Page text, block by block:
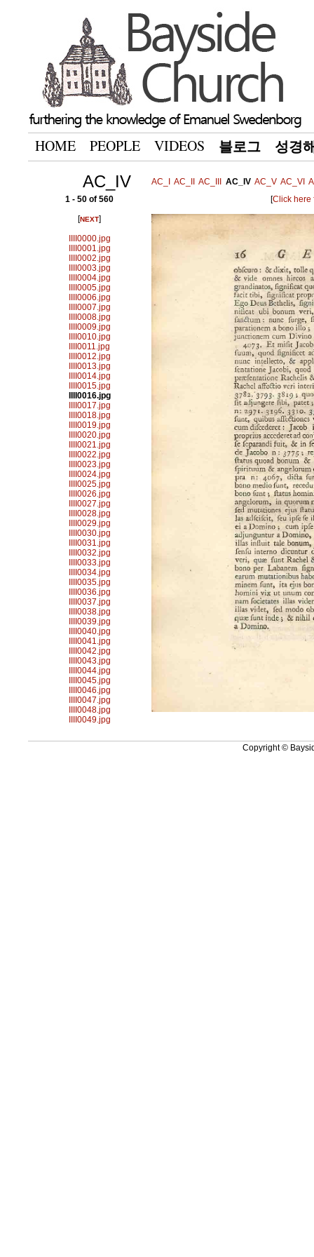
HOME PEOPLE VIDEOS 블로그 성경
AC_IV AC_I AC_II AC_III AC_IV AC_V AC_VI
1 - 50 of 560
[NEXT]
IIII0000.jpg
IIII0001.jpg
IIII0002.jpg
IIII0003.jpg
IIII0004.jpg
IIII0005.jpg
IIII0006.jpg
IIII0007.jpg
IIII0008.jpg
IIII0009.jpg
IIII0010.jpg
IIII0011.jpg
IIII0012.jpg
IIII0013.jpg
IIII0014.jpg
IIII0015.jpg
IIII0016.jpg
IIII0017.jpg
IIII0018.jpg
IIII0019.jpg
IIII0020.jpg
IIII0021.jpg
IIII0022.jpg
IIII0023.jpg
IIII0024.jpg
IIII0025.jpg
IIII0026.jpg
IIII0027.jpg
IIII0028.jpg
IIII0029.jpg
IIII0030.jpg
IIII0031.jpg
IIII0032.jpg
IIII0033.jpg
IIII0034.jpg
IIII0035.jpg
IIII0036.jpg
IIII0037.jpg
IIII0038.jpg
IIII0039.jpg
IIII0040.jpg
IIII0041.jpg
IIII0042.jpg
IIII0043.jpg
IIII0044.jpg
IIII0045.jpg
IIII0046.jpg
IIII0047.jpg
IIII0048.jpg
IIII0049.jpg
[Click here
Copyright ©